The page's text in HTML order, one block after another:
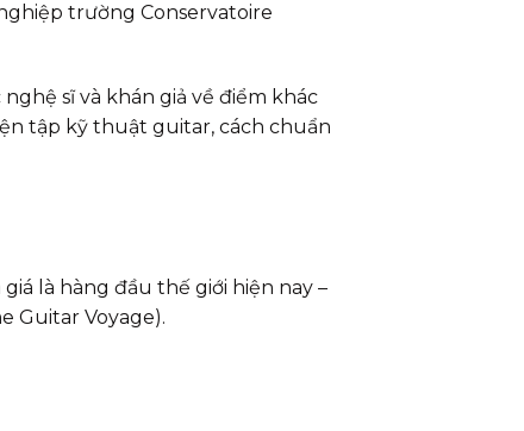
trường Conservatoire
sĩ và khán giả về điểm khác
tập kỹ thuật guitar, cách chuẩn
là hàng đầu thế giới hiện nay –
Guitar Voyage).